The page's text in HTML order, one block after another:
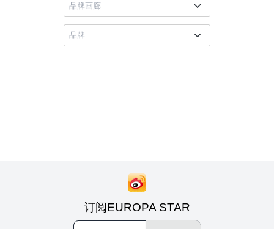
订阅EUROPA STAR